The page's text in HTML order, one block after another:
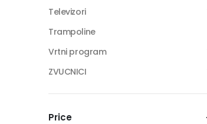
Televizori
Trampoline
Vrtni program
ZVUCNICI
Price